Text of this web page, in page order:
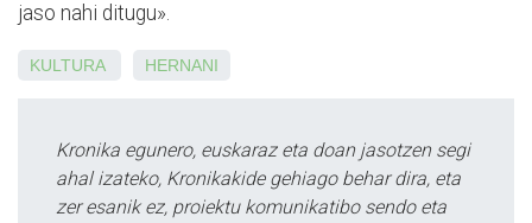
jaso nahi ditugu».
KULTURA HERNANI
Kronika egunero, euskaraz eta doan jasotzen segi
ahal izateko, Kronikakide gehiago behar dira, eta
zer esanik ez, proiektu komunikatibo sendo eta